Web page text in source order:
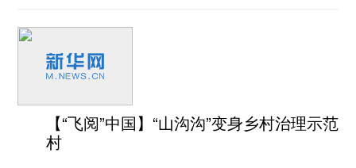
【“飞阅”中国】“山沟沟”变身乡村治理示范
村